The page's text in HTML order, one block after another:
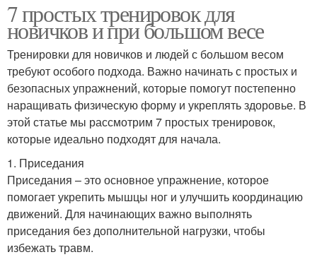
7 простых тренировок для
новичков и при большом весе
Тренировки для новичков и людей с большом весом
требуют особого подхода. Важно начинать с простых и
безопасных упражнений, которые помогут постепенно
наращивать физическую форму и укреплять здоровье. В
этой статье мы рассмотрим 7 простых тренировок,
которые идеально подходят для начала.
1. Приседания
Приседания – это основное упражнение, которое
помогает укрепить мышцы ног и улучшить координацию
движений. Для начинающих важно выполнять
приседания без дополнительной нагрузки, чтобы
избежать травм.